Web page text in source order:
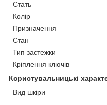
Стать
Колір
Призначення
Стан
Тип застежки
Кріплення ключів
Користувальницькі
Вид шкіри